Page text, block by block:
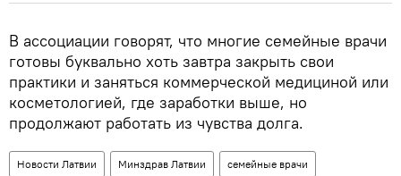
В ассоциации говорят, что многие семейные врачи
готовы буквально хоть завтра закрыть свои
практики и заняться коммерческой медициной или
косметологией, где заработки выше, но
продолжают работать из чувства долга.
Новости Латвии Минздрав Латвии семейные врачи